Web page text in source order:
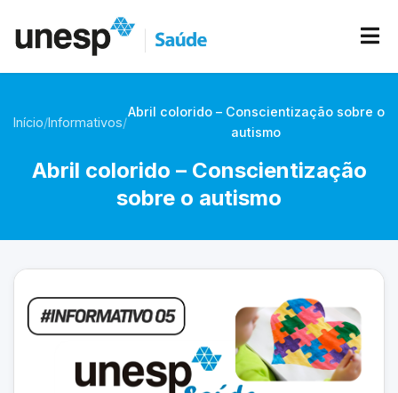
Início/Informativos/
Abril colorido – Conscientização sobre o
autismo
Abril colorido – Conscientização
sobre o autismo